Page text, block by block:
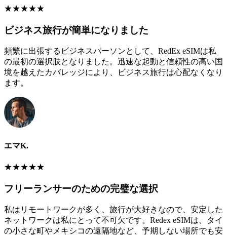
★★★★★
ビジネス旅行が簡単になりました
頻繁に出張するビジネスパーソンとして、RedEx eSIMは私
の最初の選択肢となりました。迅速な起動と信頼性の高い国
境を越えたカバレッジにより、ビジネス旅行は心配なくなり
ます。
エマK.
★★★★★
フリーランサーのための完璧な選択
私はリモートワークが多く、旅行が大好きなので、安定した
ネットワークは私にとって不可欠です。Redex eSIMは、タイ
の小さな町やメキシコの遠隔地など、予期しない場所でも安